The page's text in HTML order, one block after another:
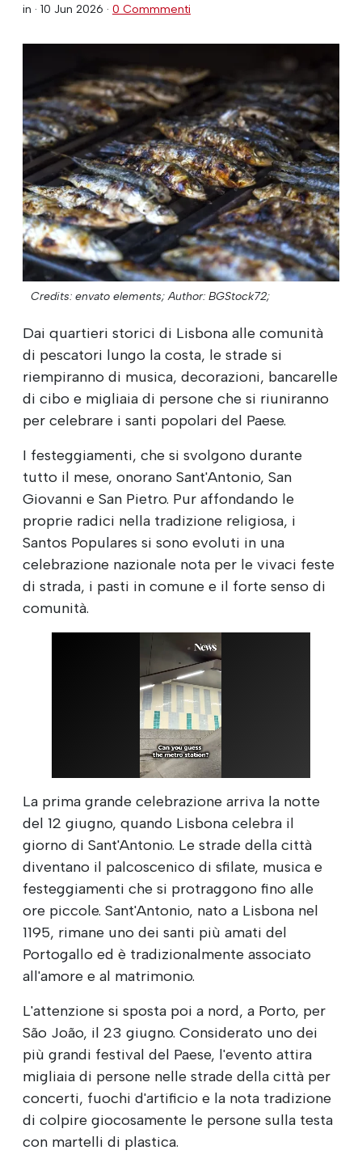
in · 10 Jun 2026 · 0 Commmenti
Credits: envato elements; Author: BGStock72;
Dai quartieri storici di Lisbona alle comunità
di pescatori lungo la costa, le strade si
riempiranno di musica, decorazioni, bancarelle
di cibo e migliaia di persone che si riuniranno
per celebrare i santi popolari del Paese.
I festeggiamenti, che si svolgono durante
tutto il mese, onorano Sant'Antonio, San
Giovanni e San Pietro. Pur affondando le
proprie radici nella tradizione religiosa, i
Santos Populares si sono evoluti in una
celebrazione nazionale nota per le vivaci feste
di strada, i pasti in comune e il forte senso di
comunità.
La prima grande celebrazione arriva la notte
del 12 giugno, quando Lisbona celebra il
giorno di Sant'Antonio. Le strade della città
diventano il palcoscenico di sfilate, musica e
festeggiamenti che si protraggono fino alle
ore piccole. Sant'Antonio, nato a Lisbona nel
1195, rimane uno dei santi più amati del
Portogallo ed è tradizionalmente associato
all'amore e al matrimonio.
L'attenzione si sposta poi a nord, a Porto, per
São João, il 23 giugno. Considerato uno dei
più grandi festival del Paese, l'evento attira
migliaia di persone nelle strade della città per
concerti, fuochi d'artificio e la nota tradizione
di colpire giocosamente le persone sulla testa
con martelli di plastica.